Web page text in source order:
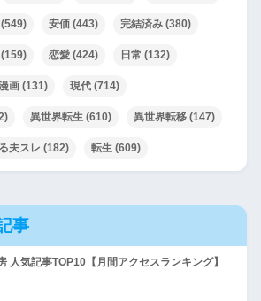
(549) 安価 (443) 完結済み (380)
(159) 恋愛 (424) 日常 (132)
画 (131) 現代 (714)
異世界転生 (610) 異世界転移 (147)
夫スレ (182) 転生 (609)
事
人気記事TOP10【月間アクセスランキング】